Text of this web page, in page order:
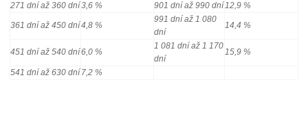
271 dní až 360 dní3,6 % 901 dní až 990 dní12,9 %
361 dní až 450 dní4,8 %
991 dní až 1 080
dní
14,4 %
451 dní až 540 dní6,0 %
1 081 dní až 1 170
dní
15,9 %
541 dní až 630 dní 7,2 %